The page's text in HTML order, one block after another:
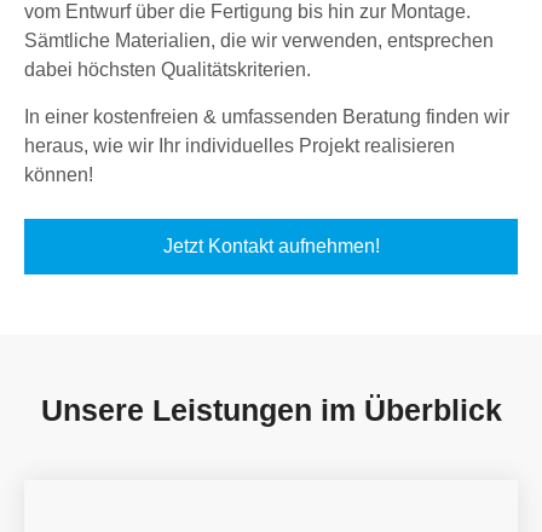
vom Entwurf über die Fertigung bis hin zur Montage.
Sämtliche Materialien, die wir verwenden, entsprechen
dabei höchsten Qualitätskriterien.
In einer kostenfreien & umfassenden Beratung finden wir
heraus, wie wir Ihr individuelles Projekt realisieren
können!
Jetzt Kontakt aufnehmen!
Unsere Leistungen im Überblick